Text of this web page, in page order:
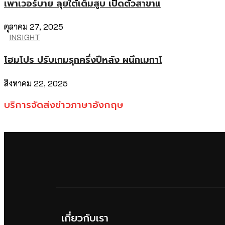
เพาเวอร์บาย ลุยใต้เต็มสูบ เปิดตัวสาขาแ
ตุลาคม 27, 2025
INSIGHT
โฮมโปร ปรับเกมรุกครึ่งปีหลัง ผนึกเมกาโ
สิงหาคม 22, 2025
บริการจัดส่งข่าวภาษาอังกฤษ
เกี่ยวกับเรา